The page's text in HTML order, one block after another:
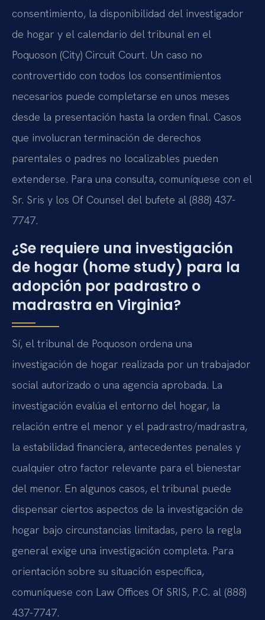
consentimiento, la disponibilidad del investigador
de hogar y el calendario del tribunal en el
Poquoson (City) Circuit Court. Un caso no
controvertido con todos los consentimientos
necesarios puede completarse en unos meses
desde la presentación hasta la orden final. Casos
que involucran terminación de derechos
parentales o padres no localizables pueden
extenderse. Para una consulta, comuníquese con el
Sr. Sris y los Of Counsel del bufete al (888) 437-
7747.
¿Se requiere una investigación
de hogar (home study) para la
adopción por padrastro o
madrastra en Virginia?
Sí, el tribunal de Poquoson ordena una
investigación de hogar realizada por un trabajador
social autorizado o una agencia aprobada. La
investigación evalúa el entorno del hogar, la
relación entre el menor y el padrastro/madrastra,
la estabilidad financiera, antecedentes penales y
cualquier otro factor relevante para el bienestar
del menor. En algunos casos, el tribunal puede
dispensar ciertos aspectos de la investigación de
hogar bajo circunstancias limitadas, pero la regla
general exige una investigación completa. Para
orientación sobre su situación específica,
comuníquese con Law Offices Of SRIS, P.C. al (888)
437-7747.